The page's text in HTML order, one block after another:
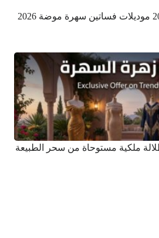
ملكية مستوحاة من سحر الطبيعة